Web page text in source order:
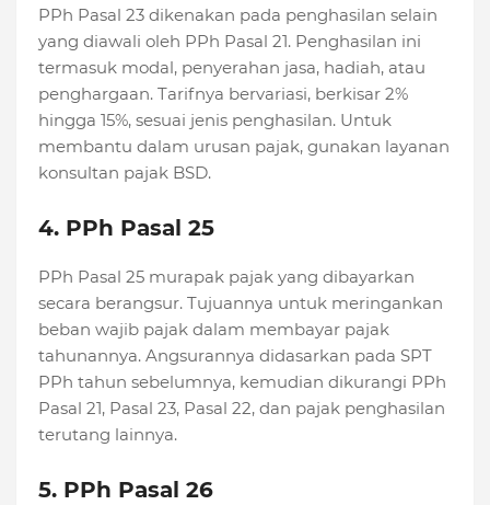
PPh Pasal 23 dikenakan pada penghasilan selain
yang diawali oleh PPh Pasal 21. Penghasilan ini
termasuk modal, penyerahan jasa, hadiah, atau
penghargaan. Tarifnya bervariasi, berkisar 2%
hingga 15%, sesuai jenis penghasilan. Untuk
membantu dalam urusan pajak, gunakan layanan
konsultan pajak BSD.
4. PPh Pasal 25
PPh Pasal 25 murapak pajak yang dibayarkan
secara berangsur. Tujuannya untuk meringankan
beban wajib pajak dalam membayar pajak
tahunannya. Angsurannya didasarkan pada SPT
PPh tahun sebelumnya, kemudian dikurangi PPh
Pasal 21, Pasal 23, Pasal 22, dan pajak penghasilan
terutang lainnya.
5. PPh Pasal 26